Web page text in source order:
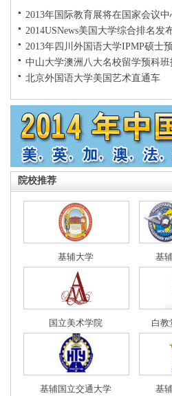
2013年国际教育展将在国家会议
2014USNews美国大学综合排名发
2013年四川外国语大学IPMP硕士
中山大学澳洲八大名校留学预科班
北京外国语大学美国艺术直通车
院校推荐
基辅大学 基
国立美术学院 白教
基辅国立交通大学 基